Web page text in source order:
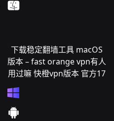
下载稳定翻墙工具 macOS
版本 – fast orange vpn有人
用过嘛 快橙vpn版本 官方17